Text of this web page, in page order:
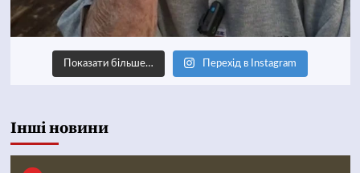
Показати більше… Перехід в Instagram
Інші новини